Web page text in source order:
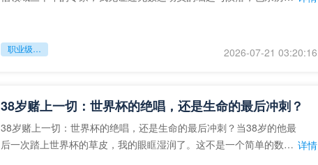
职业级冲刺强度设为世界杯体能硬门槛 2026-07-21 03:20:16
38岁赌上一切：世界杯的绝唱，还是生命的最后冲刺？
38岁赌上一切：世界杯的绝唱，还是生命的最后冲刺？当38岁的他最
后一次踏上世界杯的草皮，我的眼眶湿润了。这不是一个简单的数
详情